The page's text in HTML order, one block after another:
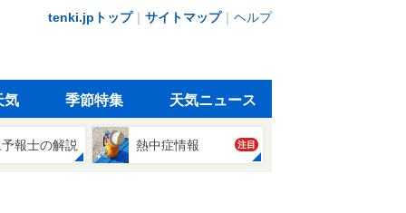
tenki.jpトップ｜ サイトマップ｜ ヘルプ
気 季節特集 天気ニュース
報士の解説 熱中症情報 注目